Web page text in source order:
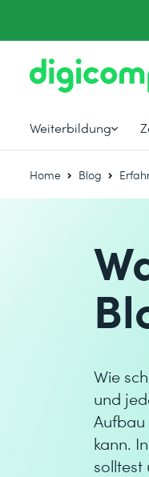
Weiterbildung
Home Blog
Wie
und
Aufbau
kann.
solltest